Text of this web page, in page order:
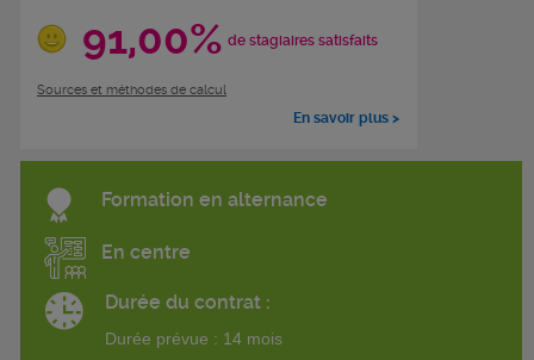
91,00% de stagiaires satisfaits
Sources et méthodes de calcul
En savoir plus >
Formation en alternance
En centre
Durée du contrat :
Durée prévue : 14 mois